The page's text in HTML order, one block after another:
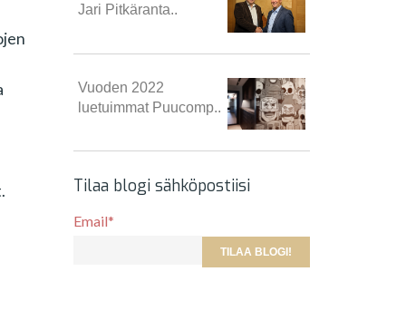
Jari Pitkäranta..
Vuoden 2022
luetuimmat Puucomp..
Tilaa blogi sähköpostiisi
Email*